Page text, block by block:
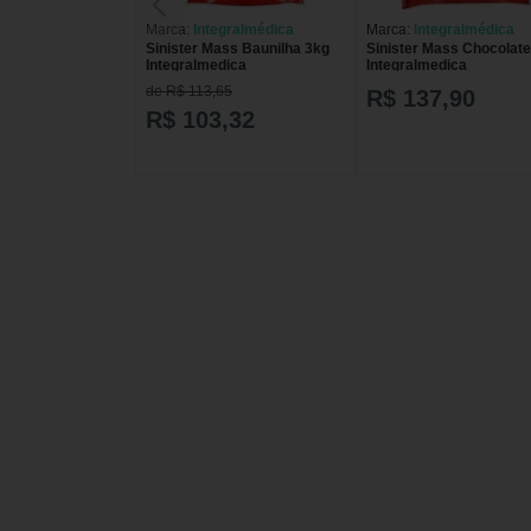
Marca: Integralmédica
Sinister Mass Baunilha 3kg
Integralmedica
de R$ 113,65
R$ 103,32
Marca: Integralmédica
Sinister Mass
Integralmedica
R$ 137,90